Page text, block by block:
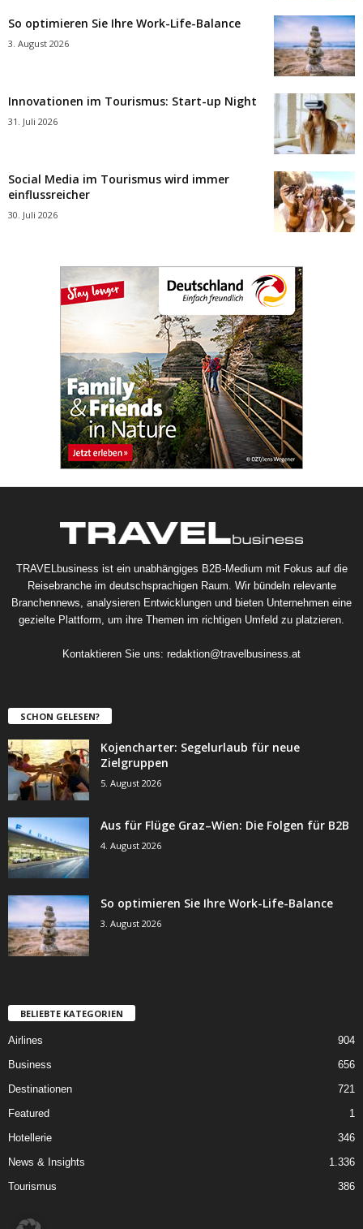
So optimieren Sie Ihre Work-Life-Balance
3. August 2026
Innovationen im Tourismus: Start-up Night
31. Juli 2026
Social Media im Tourismus wird immer
einflussreicher
30. Juli 2026
TRAVELbusiness ist ein unabhängiges B2B-Medium mit Fokus auf die
Reisebranche im deutschsprachigen Raum. Wir bündeln relevante
Branchennews, analysieren Entwicklungen und bieten Unternehmen eine
gezielte Plattform, um ihre Themen im richtigen Umfeld zu platzieren.
Kontaktieren Sie uns: redaktion@travelbusiness.at
SCHON GELESEN?
Kojencharter: Segelurlaub für neue
Zielgruppen
5. August 2026
Aus für Flüge Graz–Wien: Die Folgen für B2B
4. August 2026
So optimieren Sie Ihre Work-Life-Balance
3. August 2026
BELIEBTE KATEGORIEN
Airlines
904
Business
656
Destinationen
721
Featured
1
Hotellerie
346
News & Insights
1.336
Tourismus
386